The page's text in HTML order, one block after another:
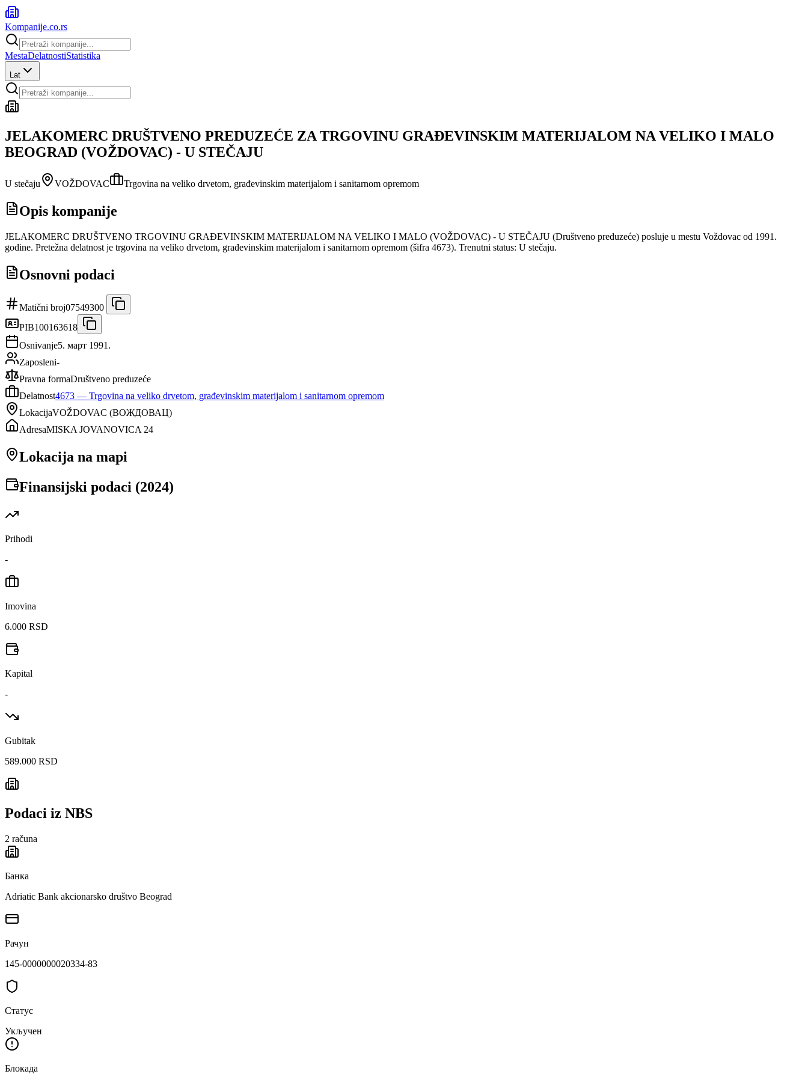
Kompanije.co.rs
MestaDelatnostiStatistika
Lat
JELAKOMERC DRUŠTVENO PREDUZEĆE ZA TRGOVINU GRAĐEVINSKIM MATERIJALOM NA VELIKO I MALO
BEOGRAD (VOŽDOVAC) - U STEČAJU
U stečaju VOŽDOVAC Trgovina na veliko drvetom, građevinskim materijalom i sanitarnom opremom
Opis kompanije
JELAKOMERC DRUŠTVENO TRGOVINU GRAĐEVINSKIM MATERIJALOM NA VELIKO I MALO (VOŽDOVAC) - U STEČAJU (Društveno preduzeće) posluje u mestu Voždovac od 1991.
godine. Pretežna delatnost je trgovina na veliko drvetom, građevinskim materijalom i sanitarnom opremom (šifra 4673). Trenutni status: U stečaju.
Osnovni podaci
Matični broj07549300
PIB100163618
Osnivanje5. март 1991.
Zaposleni-
Pravna formaDruštveno preduzeće
Delatnost4673 — Trgovina na veliko drvetom, građevinskim materijalom i sanitarnom opremom
LokacijaVOŽDOVAC (ВОЖДОВАЦ)
AdresaMISKA JOVANOVICA 24
Lokacija na mapi
Finansijski podaci (2024)
Prihodi
-
Imovina
6.000 RSD
Kapital
-
Gubitak
589.000 RSD
Podaci iz NBS
2 računa
Банка
Adriatic Bank akcionarsko društvo Beograd
Рачун
145-0000000020334-83
Статус
Укључен
Блокада